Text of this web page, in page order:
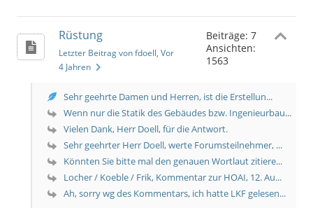
Rüstung
Letzter Beitrag von fdoell, Vor
4 Jahren
Beiträge: 7
Ansichten:
1563
Sehr geehrte Damen und Herren, ist die Erstellun...
Wenn nur die Statik des Gebäudes bzw. Ingenieurbau...
Vielen Dank, Herr Doell, für die Antwort.
Sehr geehrter Herr Doell, werte Forumsteilnehmer, ...
Könnten Sie bitte mal den genauen Wortlaut zitiere...
Locher / Koeble / Frik, Kommentar zur HOAI, 12. Au...
Ah, sorry wg des Kommentars, ich hatte LKF gelesen...